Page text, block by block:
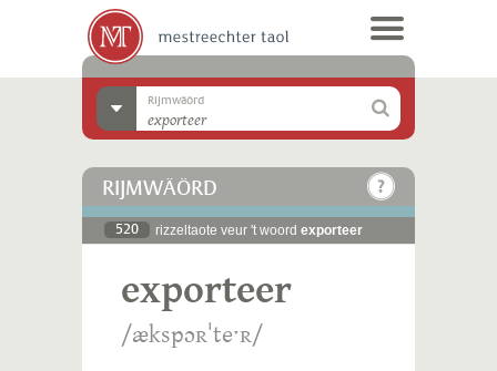
Rijmwäörd
RIJMWÄÖRD
520 rizzeltaote veur 't woord exporteer
exporteer
/ækspɔʀˈteˑʀ/